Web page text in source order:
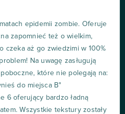
epidemii zombie. Oferuje
zapomnieć też o wielkim,
czeka aż go zwiedzimi w 100%
Na uwagę zasługują
które nie polegają na:
do miejsca B"
6 oferujący bardzo ładną
Wszystkie tekstury zostały